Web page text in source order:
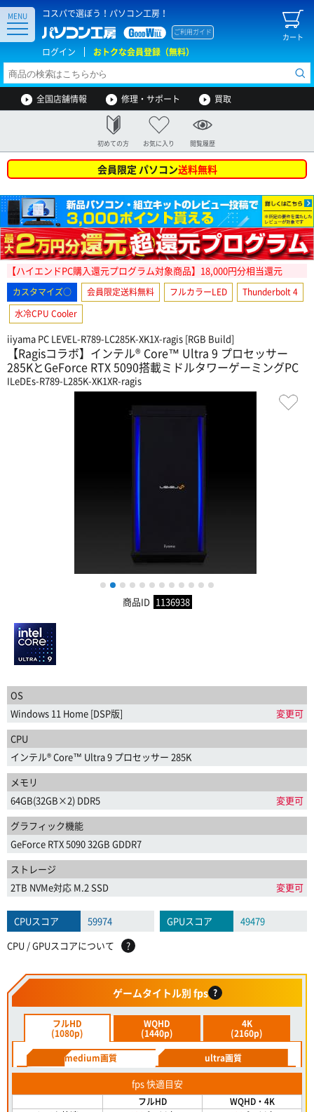
コスパで選ぼう！パソコン工房！
カート
ご利用ガイド
ログイン おトクな会員登録（無料）
MENU
全国店舗情報 修理・サポート 買取
初めての方 お気に入り 閲覧履歴
会員限定 パソコン送料無料
【ハイエンドPC購入還元プログラム対象商品】18,000円分相当還元
カスタマイズ○ 会員限定送料無料 フルカラーLED
Thunderbolt 4
水冷CPU Cooler
iiyama PC LEVEL-R789-LC285K-XK1X-ragis [RGB Build]
【Ragisコラボ】インテル® Core™ Ultra 9 プロセッサー
285KとGeForce RTX 5090搭載ミドルタワーゲーミングPC
ILeDEs-R789-L285K-XK1XR-ragis
1 2 3 4 5 6 7 8 9 10 11
商品ID 1136938
OS
Windows 11 Home [DSP版]
変更可
CPU
インテル® Core™ Ultra 9 プロセッサー 285K
メモリ
64GB(32GB×2) DDR5
変更可
グラフィック機能
GeForce RTX 5090 32GB GDDR7
ストレージ
2TB NVMe対応 M.2 SSD
変更可
CPUスコア 59974 GPUスコア
49479
CPU / GPUスコアについて
?
ゲームタイトル別 fps ?
フルHD
(1080p)
WQHD
(1440p)
4K
(2160p)
medium画質
ultra画質
fps 快適目安
フルHD
WQHD・4K